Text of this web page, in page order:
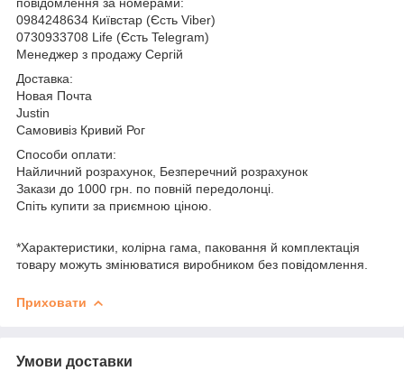
0984248634 Київстар (Єсть Viber)
0730933708 Life (Єсть Telegram)
Менеджер з продажу Сергій
Доставка:
Новая Почта
Justin
Самовивіз Кривий Рог
Способи оплати:
Найличний розрахунок, Безперечний розрахунок
Закази до 1000 грн. по повній передолонці.
Спіть купити за приємною ціною.
*Характеристики, колірна гама, паковання й комплектація
товару можуть змінюватися виробником без повідомлення.
Приховати
Умови доставки